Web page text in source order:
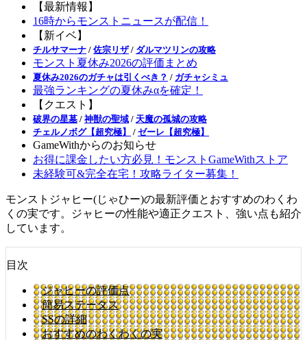
【最新情報】
16時からモンストニュースが配信！
【新イベ】
チルサマーナ / 佐宗リザ/ ダルマツリンの攻略
モンスト夏休み2026の評価まとめ
夏休み2026のガチャは引くべき？ / ガチャシミュ
最強ランキングの夏休みαを確定！
【クエスト】
破界の星墓 / 神獣の聖域 / 天魔の孤城の攻略
チェルノボグ【超究極】
/ ゼーレ【超究極】
GameWithからのお知らせ
お得に課金したい方必見！モンストGameWithストア
未経験可&完全在宅！攻略ライター募集！
モンストジャヒー(じゃひー)の最新評価とおすすめのわくわ
くの実です。ジャヒーの性能や適正クエスト、強い点も紹介
しています。
目次
ジャヒーの評価点
簡易ステータス
SSの詳細
おすすめのわくわくの実